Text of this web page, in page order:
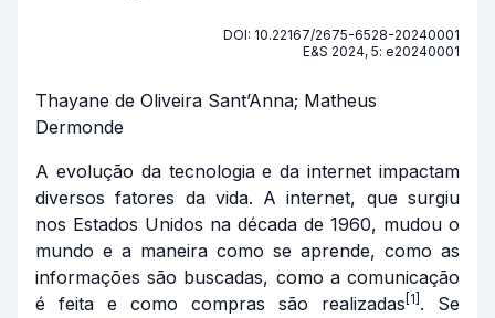
DOI: 10.22167/2675-6528-20240001
E&S 2024, 5: e20240001
Thayane de Oliveira Sant’Anna; Matheus
Dermonde
A evolução da tecnologia e da internet impactam
diversos fatores da vida. A internet, que surgiu
nos Estados Unidos na década de 1960, mudou o
mundo e a maneira como se aprende, como as
informações são buscadas, como a comunicação
é feita e como compras são realizadas [1] . Se